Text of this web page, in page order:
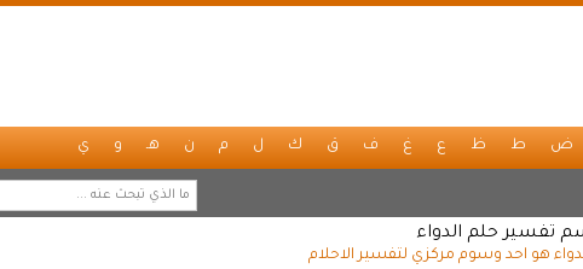
ض ط ظ ع غ ف ق ك ل م ن هـ و ي
تفسير حلم الدواء
هو احد وسوم مركزي لتفسير الاحلام